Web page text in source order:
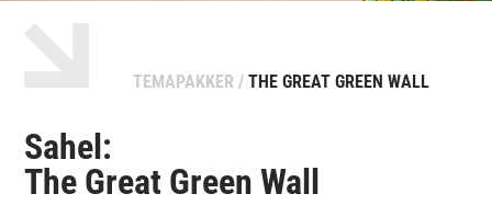
TEMAPAKKER /THE GREAT GREEN WALL
Sahel:
The Great Green Wall